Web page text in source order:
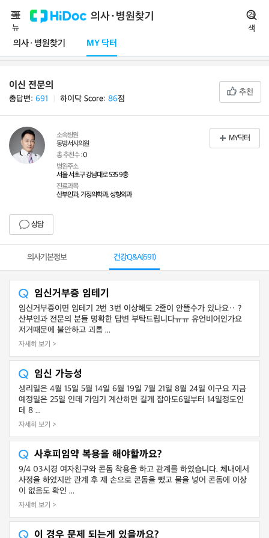
의사·병원찾기
의사·병원찾기 MY 닥터
메
뉴
검
색
이신 전문의
총답변: 691 하이닥 Score: 86점
추천
소속병원
동방서시의원
총 추천수 :0
병원주소
서울 서초구 강남대로 535 9충
진료과목
산부인과, 가정의학과, 성형외과
상담
MY닥터
의사기본정보 건강Q&A(691)
임신거부증 임테기
임신거부증이면 임테기 2번 3번 이상해도 2줄이 안뜰수가 있나요‥ ?
산부인과 전문의 분들 명확한 답변 부탁드립니다ㅠㅠ 유언비어인가요
저거때문에 불안하고 괴롭 ...
자세히 보기 >
임신 가능성
생리일은 4월 15일 5월 14일 6월 19일 7월 21일 8월 24일 이구요 지금
예정일은 25일 인데 가임기 계산하면 길게 잡아도6일부터 14일정도인
데 8 ...
자세히 보기 >
사후피임약 복용을 해야할까요?
9/4 03시경 여자친구와 콘돔 착용을 하고 관계를 하였습니다. 체내에서
사정을 하였지만 관계 후 제 손으로 콘돔을 뺐고 물을 넣어 콘돔에 이상
이 없음도 확인 ...
자세히 보기 >
이 경우 문제 되는게 있을까요?